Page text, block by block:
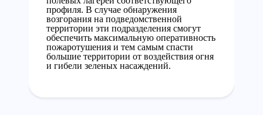
профиля. В случае обнаружения
возгорания на подведомственной
территории эти подразделения смогут
обеспечить максимальную оперативность
пожаротушения и тем самым спасти
большие территории от воздействия огня
и гибели зеленых насаждений.